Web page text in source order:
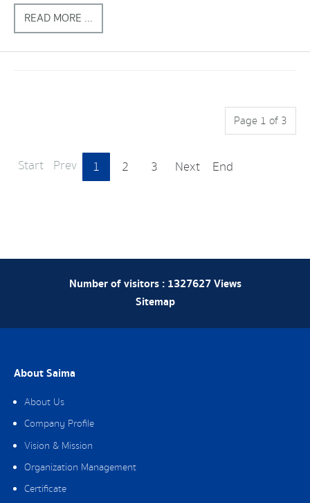
READ MORE ...
Page 1 of 3
Start Prev 1 2 3 Next End
Number of visitors : 1327627Views
Sitemap
About Saima
About Us
Company Profile
Vision & Mission
Organization Management
Certificate